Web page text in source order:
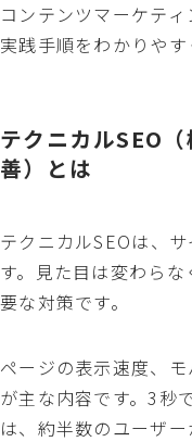
コンテンツマーケテ
実践手順をわかりやす
テクニカルSEO
善）とは
テクニカルSEOは、
す。見た目は変わら
要な対策です。
ページの表示速度、
が主な内容です。3秒
は、約半数のユーザ